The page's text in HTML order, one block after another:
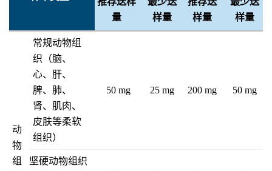
量
样量
样量
样量
动
物
组
常规动物组
织（脑、
心、肝、
脾、肺、
肾、肌肉、
皮肤等柔软
组织）
50 mg 25 mg 200 mg 50 mg
坚硬动物组织